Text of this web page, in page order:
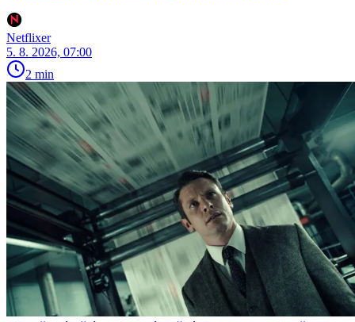
Netflixer
5. 8. 2026, 07:00
2 min